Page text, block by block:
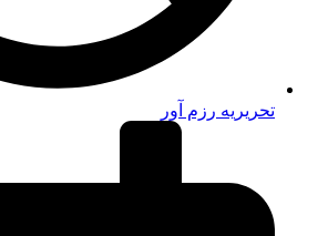
تحریریه رزم آور